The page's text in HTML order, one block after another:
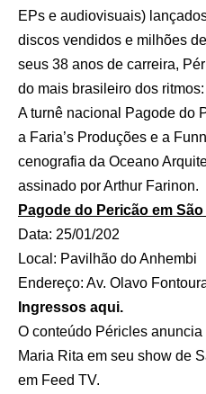
EPs e audiovisuais)
discos vendidos e milhões
seus 38 anos de carreira,
do mais brasileiro dos
A turnê nacional Pagode do
a Faria’s Produções e a
cenografia da Oceano
assinado por Arthur Farinon.
Pagode do Pericão em
Data: 25/01/202
Local: Pavilhão do Anhembi
Endereço: Av. Olavo
Ingressos aqui.
O conteúdo Péricles
Maria Rita em seu show de
em Feed TV.